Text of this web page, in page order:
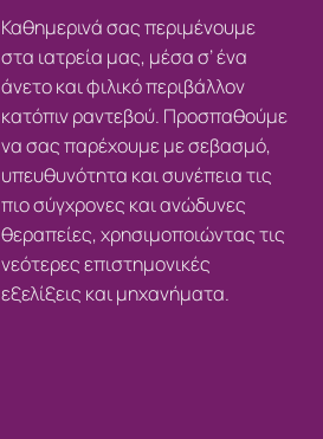
Καθημερινά σας περιμένουμε
στα ιατρεία μας, μέσα σ’ ένα
άνετο και φιλικό περιβάλλον
κατόπιν ραντεβού. Προσπαθούμε
να σας παρέχουμε με σεβασμό,
υπευθυνότητα και συνέπεια τις
πιο σύγχρονες και ανώδυνες
θεραπείες, χρησιμοποιώντας τις
νεότερες επιστημονικές
εξελίξεις και μηχανήματα.